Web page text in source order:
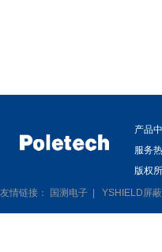
产品
服务
版权
友情链接：
国测电子 YSHIELD屏